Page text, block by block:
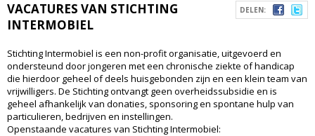
DELEN:
VACATURES VAN STICHTING
INTERMOBIEL
Stichting Intermobiel is een non-profit organisatie, uitgevoerd en
ondersteund door jongeren met een chronische ziekte of handicap
die hierdoor geheel of deels huisgebonden zijn en een klein team van
vrijwilligers. De Stichting ontvangt geen overheidssubsidie en is
geheel afhankelijk van donaties, sponsoring en spontane hulp van
particulieren, bedrijven en instellingen.
Openstaande vacatures van Stichting Intermobiel: